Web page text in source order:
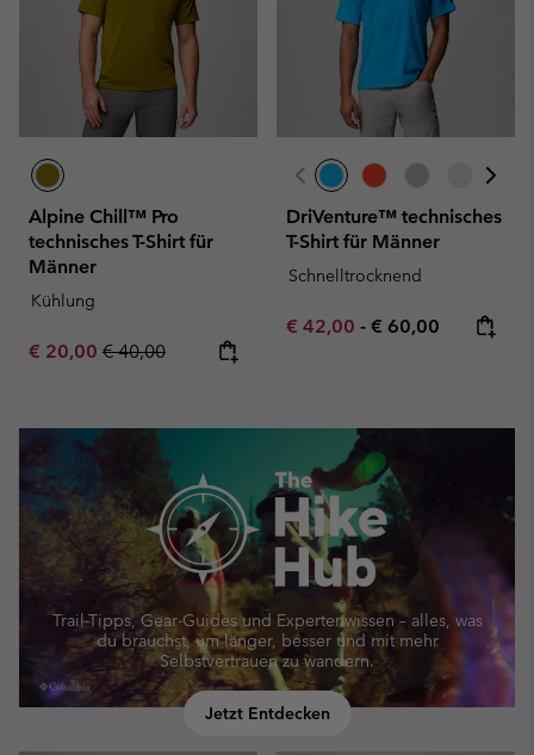
Alpine Chill™ Pro
technisches T-Shirt für
Männer
Kühlung
Sale price:
€ 20,00 Regular price:
€ 40,00
DriVenture™ technisches
T-Shirt für Männer
Schnelltrocknend
Minimum sale price:
€ 42,00 - Maximum price:
€ 60,00
Trail-Tipps, Gear-Guides und Expertenwissen – alles, was
du brauchst, um länger, besser und mit mehr
Selbstvertrauen zu wandern.
Jetzt Entdecken